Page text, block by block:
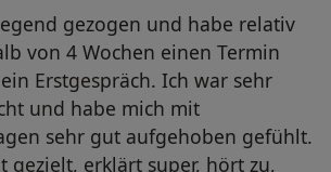
gezogen und habe relativ
von 4 Wochen einen Termin
Erstgespräch. Ich war sehr
und habe mich mit
sehr gut aufgehoben gefühlt.
gezielt, erklärt super, hört zu,